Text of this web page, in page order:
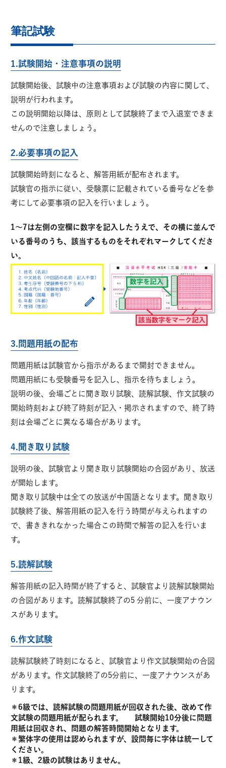
筆記試験
1.試験開始・注意事項の説明
試験開始後、試験中の注意事項および試験の内容に関して、
説明が行われます。
この説明開始以降は、原則として試験終了まで入退室できま
せんので注意しましょう。
2.必要事項の記入
試験開始時刻になると、解答用紙が配布されます。
試験官の指示に従い、受験票に記載されている番号などを参
考にして必要事項の記入を行いましょう。
1～7は左側の空欄に数字を記入したうえで、その横に並んで
いる番号のうち、該当するものをそれぞれマークしてくださ
い。
3.問題用紙の配布
問題用紙は試験官から指示があるまで開封できません。
問題用紙にも受験番号を記入し、指示を待ちましょう。
説明の後、会場ごとに聞き取り試験、読解試験、作文試験の
開始時刻および終了時刻が記入・掲示されますので、終了時
刻は会場ごとに異なる場合があります。
4.聞き取り試験
説明の後、試験官より聞き取り試験開始の合図があり、放送
が開始します。
聞き取り試験中は全ての放送が中国語となります。聞き取り
試験終了後、解答用紙の記入を行う時間が与えられますの
で、書ききれなかった場合この時間で解答の記入を行いま
す。
5.読解試験
解答用紙の記入時間が終了すると、試験官より読解試験開始
の合図があります。読解試験終了の5 分前に、一度アナウン
スがあります。
6.作文試験
読解試験終了時刻になると、試験官より作文試験開始の合図
があります。作文試験終了の5分前に、一度アナウンスがあ
ります。
＊6級では、読解試験の問題用紙が回収された後、改めて作
文試験の問題用紙が配られます。 試験開始10分後に問題
用紙は回収され、問題の解答時間開始となります。
＊繁体字の使用は認められますが、設問毎に字体は統一して
ください。
＊1級、2級の試験はありません。